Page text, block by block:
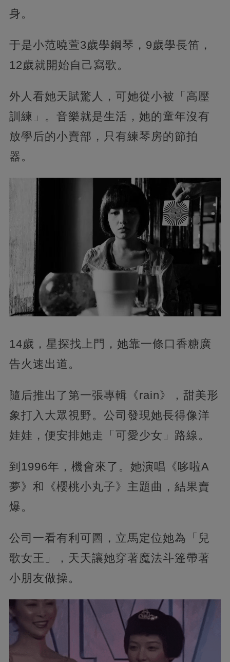
身。
于是小范曉萱3歲學鋼琴，9歲學長笛，
12歲就開始自己寫歌。
外人看她天賦驚人，可她從小被「高壓
訓練」。音樂就是生活，她的童年沒有
放學后的小賣部，只有練琴房的節拍
器。
14歲，星探找上門，她靠一條口香糖廣
告火速出道。
隨后推出了第一張專輯《rain》，甜美形
象打入大眾視野。公司發現她長得像洋
娃娃，便安排她走「可愛少女」路線。
到1996年，機會來了。她演唱《哆啦A
夢》和《櫻桃小丸子》主題曲，結果賣
爆。
公司一看有利可圖，立馬定位她為「兒
歌女王」，天天讓她穿著魔法斗篷帶著
小朋友做操。